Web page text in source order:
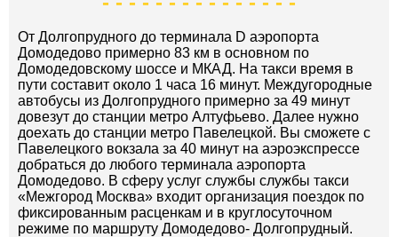
От Долгопрудного до терминала D аэропорта
Домодедово примерно 83 км в основном по
Домодедовскому шоссе и МКАД. На такси время в
пути составит около 1 часа 16 минут. Междугородные
автобусы из Долгопрудного примерно за 49 минут
довезут до станции метро Алтуфьево. Далее нужно
доехать до станции метро Павелецкой. Вы сможете с
Павелецкого вокзала за 40 минут на аэроэкспрессе
добраться до любого терминала аэропорта
Домодедово. В сферу услуг службы службы такси
«Межгород Москва» входит организация поездок по
фиксированным расценкам и в круглосуточном
режиме по маршруту Домодедово- Долгопрудный.